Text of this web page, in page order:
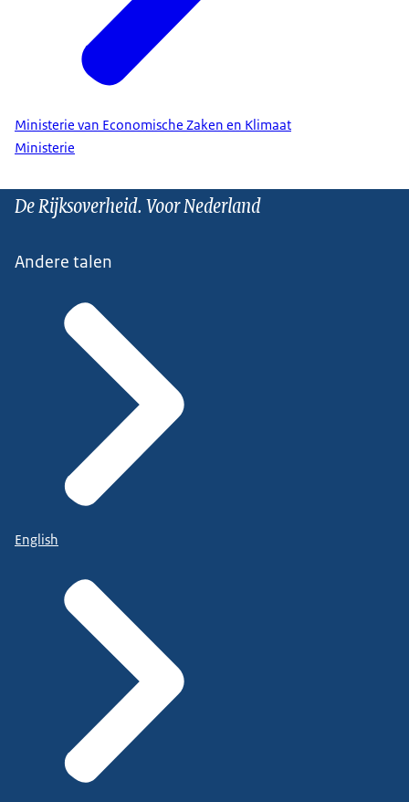
Ministerie van Economische Zaken en Klimaat
Ministerie
De Rijksoverheid. Voor Nederland
Andere talen
English